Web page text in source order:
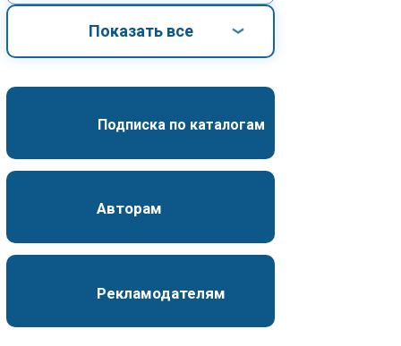
Показать все
Подписка по каталогам
Авторам
Рекламодателям